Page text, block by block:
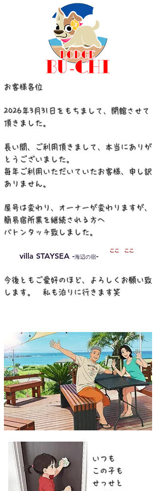
お客様各位
2026年3月31日をもちまして、閉館させて
頂きました。
長い間、ご利用頂きまして、本当にありが
とうございました。
毎年ご利用いただいていたお客様、申し訳
ありません。
屋号は変わり、オーナーが変わりますが、
簡易宿所業を継続される方へ
​バトンタッチ致しました。
villa STAYSEA -海辺の宿-
今後ともご愛好のほど、よろしくお願い致
します。 私も泊りに行きます笑
​ここ ここ
いつも​
この子も
せっせと